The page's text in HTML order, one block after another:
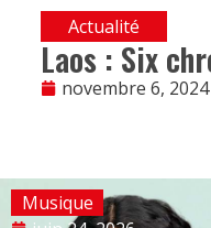
Actualité
Laos : Six
novembre 6, 2024
Musique